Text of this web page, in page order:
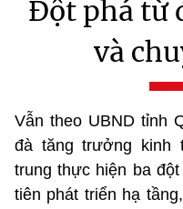
Đột phá từ
và
Vẫn theo UBND tỉnh
đà tăng trưởng kinh
trung thực hiện ba
tiên phát triển hạ